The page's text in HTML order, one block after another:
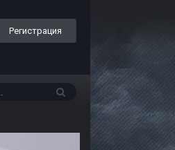
Регистрация